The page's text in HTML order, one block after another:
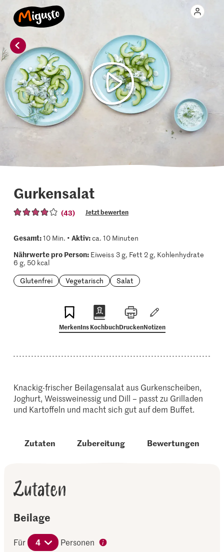
Gurkensalat
(43) Jetzt bewerten
Gesamt:10 Min. • Aktiv:ca. 10 Minuten
Nährwerte pro Person:Eiweiss 3 g, Fett 2 g, Kohlenhydrate
6 g, 50 kcal
Glutenfrei
Vegetarisch Salat
MerkenIns KochbuchDruckenNotizen
Knackig-frischer Beilagensalat aus Gurkenscheiben,
Joghurt, Weissweinessig und Dill – passt zu Grilladen
und Kartoffeln und macht sich gut auf dem Buffet.
Zutaten Zubereitung Bewertungen
Zutaten
Beilage
Für 4 Personen